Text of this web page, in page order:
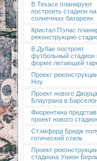
В Техасе планируют
построить стадион на
солнечных батареях
Кристал Пэлас
реконструкцию
В Дубае построят
футбольный стадион
форме летающей
Проект
Ноу
Проект нового
Блауграна в
Фиорентина
проект нового
Стэмфорд Бридж
готический стиль
Проект
стадиона Унион